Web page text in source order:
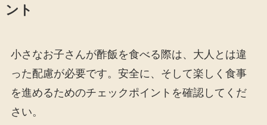
ント
小さなお子さんが酢飯を食べる際は、大人とは違
った配慮が必要です。安全に、そして楽しく食事
を進めるためのチェックポイントを確認してくだ
さい。